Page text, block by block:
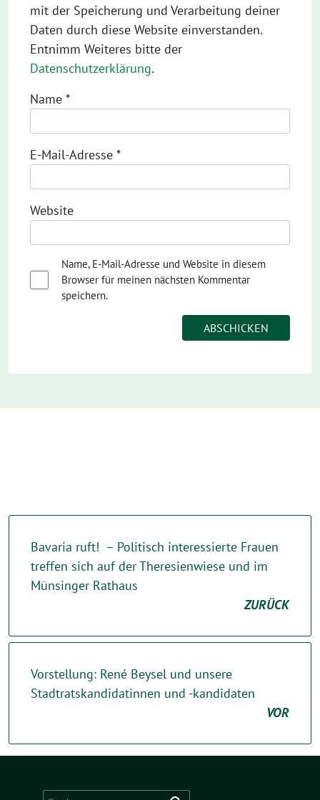
mit der Speicherung und Verarbeitung deiner
Daten durch diese Website einverstanden.
Entnimm Weiteres bitte der
Datenschutzerklärung.
Name *
E-Mail-Adresse *
Website
Name, E-Mail-Adresse und Website in diesem
Browser für meinen nächsten Kommentar
speichern.
Bavaria ruft! – Politisch interessierte Frauen
treffen sich auf der Theresienwiese und im
Münsinger Rathaus
ZURÜCK
Vorstellung: René Beysel und unsere
Stadtratskandidatinnen und -kandidaten
VOR